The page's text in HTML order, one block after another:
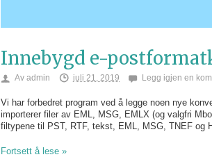
Innebygd e-
Av admin juli 21, 2019 Legg igjen en
Vi har forbedret program ved å legge noen nye
importerer filer av EML, MSG, EMLX (og valgfri
filtypene til PST, RTF, tekst, EML, MSG, TNEF og
Fortsett å lese »